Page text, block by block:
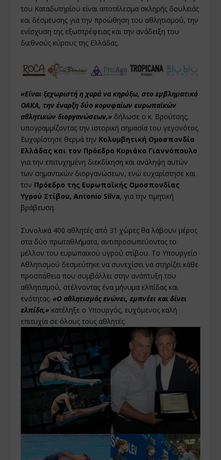
του Καταδυτηρίου είναι αποτέλεσμα σκληρής δουλειάς
και δέσμευσης για την προώθηση του αθλητισμού, την
ενίσχυση της εξωστρέφειας και την ανάδειξη του
διεθνούς κύρους της Ελλάδας.
«Είναι ξεχωριστή η χαρά να κηρύξω, στο εμβληματικό
ΟΑΚΑ, την έναρξη δύο κορυφαίων ευρωπαϊκών
αθλητικών διοργανώσεων,» δήλωσε ο κ. Βρούτσης,
υπογραμμίζοντας την ιστορική σημασία του γεγονότος.
Ευχαρίστησε θερμά την Κολυμβητική Ομοσπονδία
Ελλάδας και τον Πρόεδρο Κυριάκο Γιαννόπουλο
για την επιτυχημένη διεκδίκηση και ανάληψη αυτών
των σημαντικών διοργανώσεων, ενώ ευχαρίστησε και
τον Πρόεδρο της Ευρωπαϊκής Ομοσπονδίας
Υγρού Στίβου, Antonio Silva, για την τιμητική
βράβευση.
Συνολικά 400 αθλητές από 31 χώρες θα λάβουν μέρος
στα δύο πρωταθλήματα, αντιπροσωπεύοντας το
μέλλον του ευρωπαϊκού υγρού στίβου. Το Υπουργείο
Αθλητισμού δεσμεύτηκε να συνεχίσει να στηρίζει κάθε
προσπάθεια που συμβάλλει στην ανάπτυξη του
αθλητισμού, στέλνοντας ένα μήνυμα ελπίδας και
ενότητας.«Ο αθλητισμός ενώνει, εμπνέει και δίνει
ελπίδα,» κατέληξε ο Υπουργός, ευχόμενος καλή
επιτυχία σε όλους τους αθλητές.